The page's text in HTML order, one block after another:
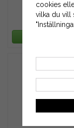
78 kr
cookies
vilka du vill